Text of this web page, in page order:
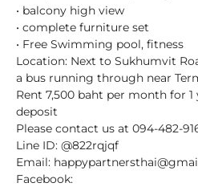
• balcony high view
• complete furniture set
• Free Swimming pool, fitness
Location: Next to Sukhumvit
a bus running through near
Rent 7,500 baht per month for
deposit
Please contact us at 094-482-
Line ID: @822rqjqf
Email:
Facebook: